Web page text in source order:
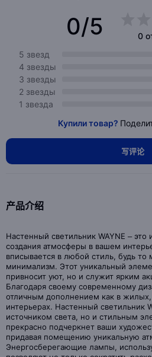
0/5
0
5 звезд
4 звезды
3 звезды
2 звезды
1 звезда
Купили товар?
写评论
产品介绍
Настенный светильник WAYNE –
создания атмосферы в вашем
вписывается в любой стиль, будь то
минимализм. Этот уникальный
привносит уют, но и служит ярким
Благодаря своему современному
отличным дополнением как в
интерьерах. Настенный светильник
источником света, но и стильным
прекрасно подчеркнет ваши
придавая помещению уникальную
Энергосберегающие лампы,